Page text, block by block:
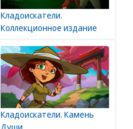
Кладоискатели.
Коллекционное издание
Кладоискатели. Камень